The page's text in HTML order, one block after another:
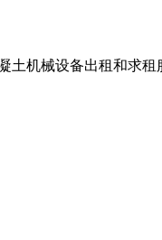
机械设备出租和求